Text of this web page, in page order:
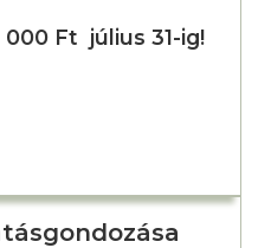
Ft július 31-ig!